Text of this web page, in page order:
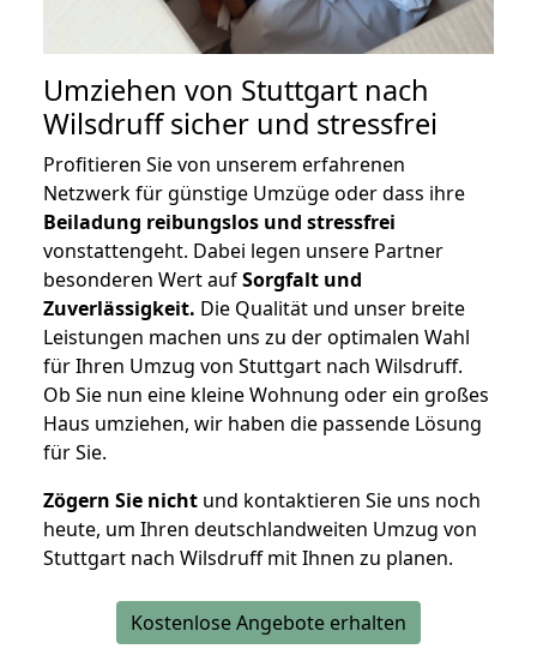
Umziehen von Stuttgart nach
Wilsdruffsicher und stressfrei
Profitieren Sie von unserem erfahrenen
Netzwerk für günstige Umzüge oder dass ihre
Beiladung reibungslos und stressfrei
vonstattengeht. Dabei legen unsere Partner
besonderen Wert aufSorgfalt und
Zuverlässigkeit. Die Qualität und unser breite
Leistungen machen uns zu der optimalen Wahl
für Ihren Umzug von Stuttgart nach Wilsdruff.
Ob Sie nun eine kleine Wohnung oder ein großes
Haus umziehen, wir haben die passende Lösung
für Sie.
Zögern Sie nicht und kontaktieren Sie uns noch
heute, um Ihren deutschlandweiten Umzug von
Stuttgart nach Wilsdruff mit Ihnen zu planen.
Kostenlose Angebote erhalten